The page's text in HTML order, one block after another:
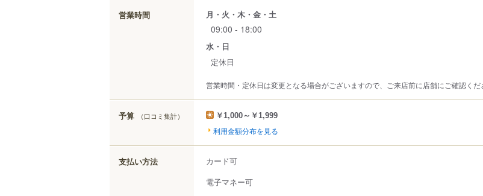
営業時間 月・火・木・金・土
09:00 - 18:00
水・日
定休日
営業時間・定休日は変更となる場合がございますので、ご来店前に店舗にご確認くだ
予算 （口コミ集計） ￥1,000～￥1,999
利用金額分布を見る
支払い方法
カード可
電子マネー可